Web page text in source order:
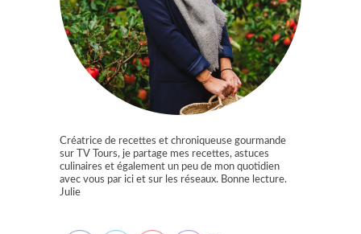
Créatrice de recettes et chroniqueuse gourmande
sur TV Tours, je partage mes recettes, astuces
culinaires et également un peu de mon quotidien
avec vous par ici et sur les réseaux. Bonne lecture.
Julie